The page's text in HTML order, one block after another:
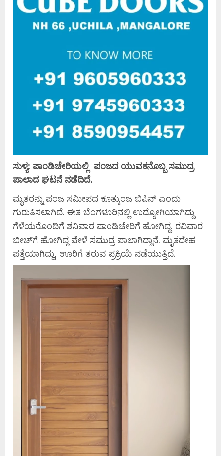
ಸುಳ್ಯ: ಪಾಂಡಿಚೇರಿಯಲ್ಲಿ ಪಂಜದ ಯುವಕನೊಬ್ಬ ಸಮುದ್ರ
ಪಾಲಾದ ಘಟನೆ ನಡೆದಿದೆ.
ಮೃತರನ್ನು ಪಂಜ ಸಮೀಪದ ಕೂತ್ಕುಂಜ ಬಿಪಿನ್ ಎಂದು
ಗುರುತಿಸಲಾಗಿದೆ. ಈತ ಬೆಂಗಳೂರಿನಲ್ಲಿ ಉದ್ಯೋಗಿಯಾಗಿದ್ದು
ಗೆಳೆಯರೊಂದಿಗೆ ಶನಿವಾರ ಪಾಂಡಿಚೇರಿಗೆ ಹೋಗಿದ್ದ. ರವಿವಾರ
ಬೀಚ್‌ಗೆ ಹೋಗಿದ್ದ ವೇಳೆ ಸಮುದ್ರ ಪಾಲಾಗಿದ್ದಾನೆ. ಮೃತದೇಹ
ಪತ್ತೆಯಾಗಿದ್ದು, ಊರಿಗೆ ತರುವ ಪ್ರಕ್ರಿಯೆ ನಡೆಯುತ್ತಿದೆ.